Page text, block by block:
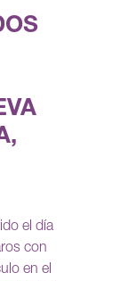
el día
con
en el